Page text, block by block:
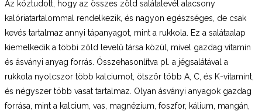
Az köztudott, hogy az összes zöld salátalevél alacsony
kalóriatartalommal rendelkezik, és nagyon egészséges, de csak
kevés tartalmaz annyi tápanyagot, mint a rukkola. Ez a salátaalap
kiemelkedik a többi zöld levelű társa közül, mivel gazdag vitamin
és ásványi anyag forrás. Összehasonlítva pl. a jégsalátával a
rukkola nyolcszor több kalciumot, ötször több A, C, és K-vitamint,
és négyszer több vasat tartalmaz. Olyan ásványi anyagok gazdag
forrása, mint a kalcium, vas, magnézium, foszfor, kálium, mangán,